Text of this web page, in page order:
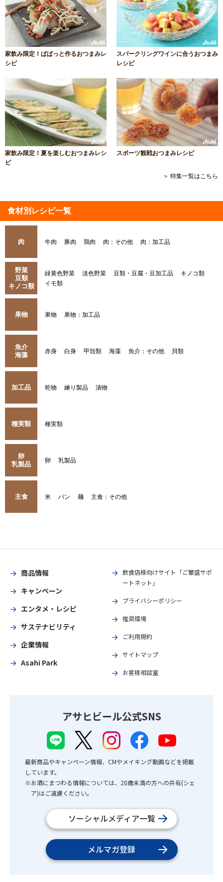
家飲み限定！ぱぱっと作るおつまみレ
シピ
スパークリングワインに合うおつまみ
レシピ
家飲み限定！夏を楽しむおつまみレシ
ピ
スポーツ観戦おつまみレシピ
＞ 特集一覧はこちら
食材別レシピ一覧
肉 牛肉 豚肉 鶏肉 肉：その他 肉：加工品
野菜
豆類
キノコ類
緑黄色野菜 淡色野菜 豆類・豆腐・豆加工品
キノコ類
イモ類
果物 果物 果物：加工品
魚介
海藻
赤身 白身 甲殻類 海藻 魚介：その他 貝類
加工品 乾物 練り製品 漬物
種実類 種実類
卵
乳製品
卵 乳製品
主食 米 パン 麺 主食：その他
商品情報
キャンペーン
エンタメ・レシピ
サステナビリティ
企業情報
Asahi Park
飲食店様向けサイト「ご繁盛サポ
ートネット」
プライバシーポリシー
推奨環境
ご利用規約
サイトマップ
お客様相談室
アサヒビール公式SNS
最新商品やキャンペーン情報、CMやメイキング動画などを掲載
しています。
※お酒にまつわる情報については、20歳未満の方への共有(シェ
ア)はご遠慮ください。
ソーシャルメディア一覧
メルマガ登録